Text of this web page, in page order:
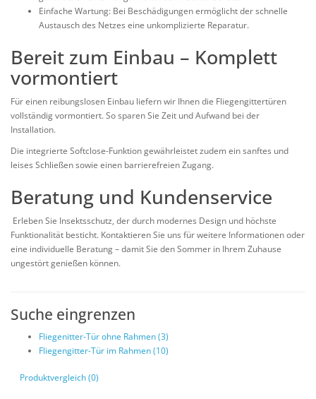
Einfache Wartung: Bei Beschädigungen ermöglicht der schnelle
Austausch des Netzes eine unkomplizierte Reparatur.
Bereit zum Einbau – Komplett
vormontiert
Für einen reibungslosen Einbau liefern wir Ihnen die Fliegengittertüren
vollständig vormontiert. So sparen Sie Zeit und Aufwand bei der
Installation.
Die integrierte Softclose-Funktiongewährleistet zudem ein sanftes und
leises Schließen sowie einen barrierefreien Zugang.
Beratung und Kundenservice
Erleben Sie Insektsschutz, der durch modernes Design und höchste
Funktionalität besticht. Kontaktieren Sie uns für weitere Informationen oder
eine individuelle Beratung – damit Sie den Sommer in Ihrem Zuhause
ungestört genießen können.
Suche eingrenzen
Fliegenitter-Tür ohne Rahmen (3)
Fliegengitter-Tür im Rahmen (10)
Produktvergleich (0)